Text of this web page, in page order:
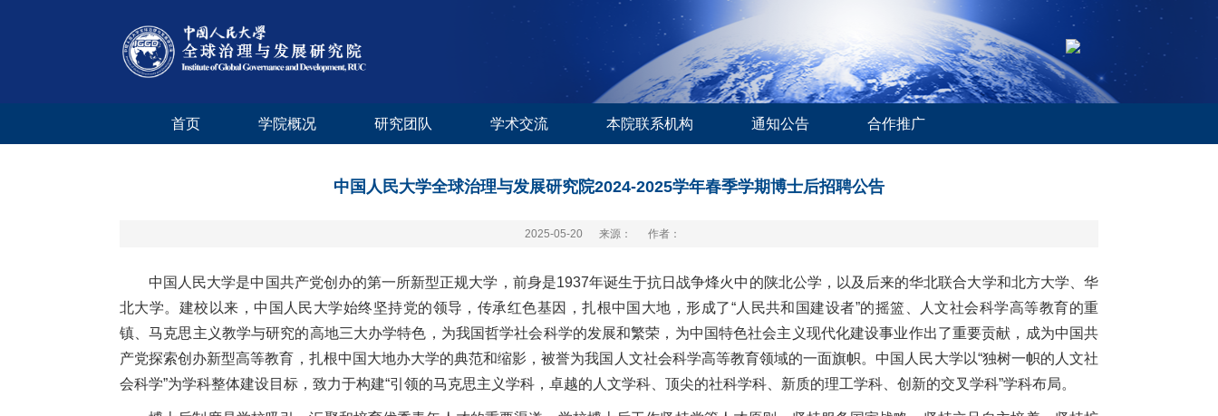
首页 学院概况 研究团队 学术交流 本院联系机构 通知公告 合作推广
中国人民大学全球治理与发展研究院2024-2025学年春季学期博士后招聘公告
2025-05-20 来源： 作者：
中国人民大学是中国共产党创办的第一所新型正规大学，前身是1937年诞生于抗日战争烽火中的陕北公学，以及后来的华北联合大学和北方大学、华
北大学。建校以来，中国人民大学始终坚持党的领导，传承红色基因，扎根中国大地，形成了“人民共和国建设者”的摇篮、人文社会科学高等教育的重
镇、马克思主义教学与研究的高地三大办学特色，为我国哲学社会科学的发展和繁荣，为中国特色社会主义现代化建设事业作出了重要贡献，成为中国共
产党探索创办新型高等教育，扎根中国大地办大学的典范和缩影，被誉为我国人文社会科学高等教育领域的一面旗帜。中国人民大学以“独树一帜的人文社
会科学”为学科整体建设目标，致力于构建“引领的马克思主义学科，卓越的人文学科、顶尖的社科学科、新质的理工学科、创新的交叉学科”学科布局。